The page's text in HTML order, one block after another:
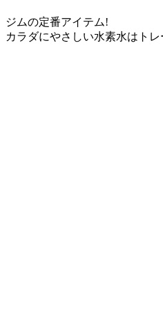
ジムの定番アイテム!
カラダにやさしい水素水はト